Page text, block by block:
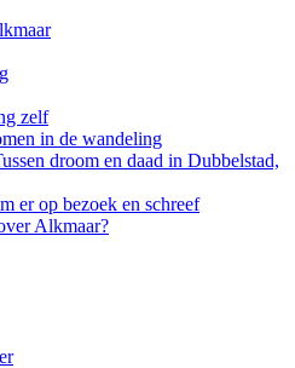
zelf
in de wandeling
droom en daad in Dubbelstad,
er op bezoek en schreef
Alkmaar?